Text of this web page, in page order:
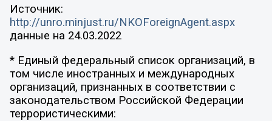
Источник:
http://unro.minjust.ru/NKOForeignAgent.aspx
данные на 24.03.2022
* Единый федеральный список организаций, в
том числе иностранных и международных
организаций, признанных в соответствии с
законодательством Российской Федерации
террористическими: